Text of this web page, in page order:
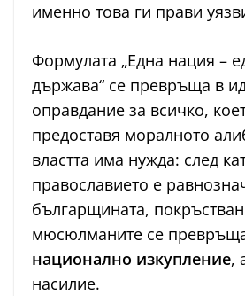
именно това ги прави
Формулата „Една нация –
държава“ се превръща в
оправдание за всичко,
предоставя моралното
властта има нужда: след
православието е
българщината,
мюсюлманите се
национално изкупление,
насилие.